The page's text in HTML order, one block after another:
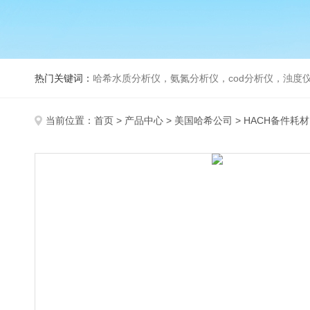
热门关键词： 哈希水质分析仪，氨氮分析仪，cod分析仪，浊度
当前位置： 首页 > 产品中心 > 美国哈希公司 > HACH备件耗材